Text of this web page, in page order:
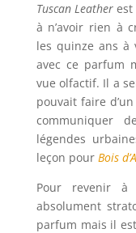
Tuscan Leatherest
à n’avoir rien à
les quinze ans
avec ce parfum
vue olfactif. Il a
pouvait faire
communiquer
légendes
leçon pour Bois
Pour revenir à
absolument
parfum mais il